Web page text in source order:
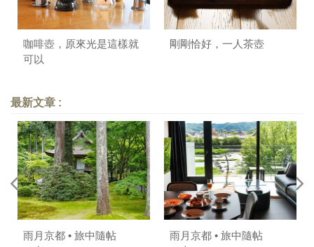
咖啡壺，原來光是這樣就
可以
剛剛恰好，一人茶壺
最新文章 :
雨月京都 • 旅中隨帖
雨月京都 • 旅中隨帖